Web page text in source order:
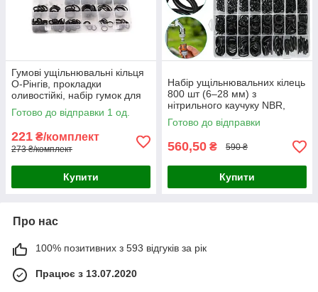
Гумові ущільнювальні кільця
О-Рінгів, прокладки
оливостійкі, набір гумок для
сантехніки 225 шт. d 3-22
Готово до відправки 1 од.
221 ₴/комплект
273 ₴/комплект
Купити
Набір ущільнювальних кілець
800 шт (6–28 мм) з
нітрильного каучуку NBR,
чорного кольору, у
пластиковому боксі
Готово до відправки
560,50 ₴ 590 ₴
Купити
Про нас
100% позитивних з 593 відгуків за рік
Працює з 13.07.2020